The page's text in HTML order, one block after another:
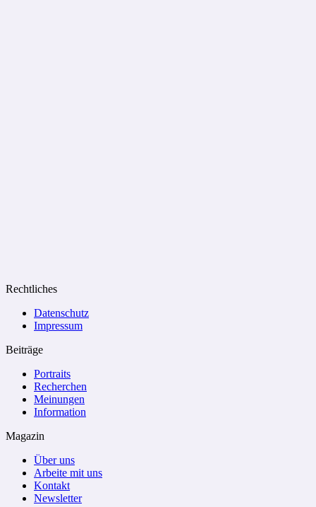
Rechtliches
Datenschutz
Impressum
Beiträge
Portraits
Recherchen
Meinungen
Information
Magazin
Über uns
Arbeite mit uns
Kontakt
Newsletter